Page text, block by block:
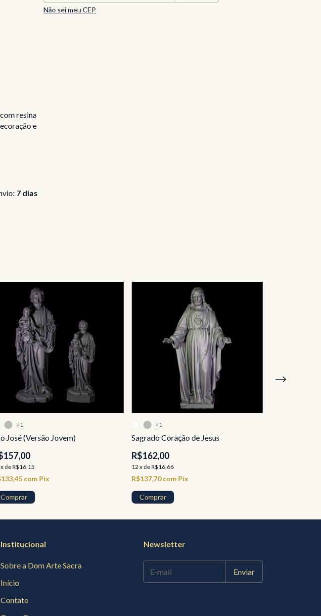
Não sei meu CEP
resina
e
7 dias
José (Versão Jovem)
x deR$16,15
com Pix
+1
Comprar
Sagrado Coração de Jesus
R$162,00
12 x deR$16,66
R$137,70com Pix
+1
Comprar
Institucional
Sobre a Dom Arte Sacra
Início
Contato
Newsletter